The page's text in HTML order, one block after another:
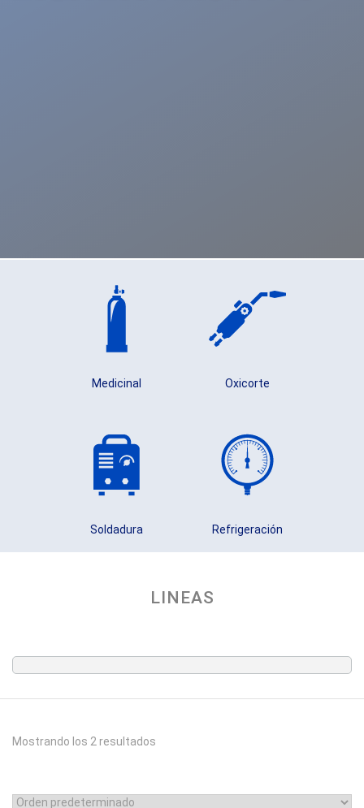
Medicinal Oxicorte
Soldadura Refrigeración
LINEAS
Mostrando los 2 resultados